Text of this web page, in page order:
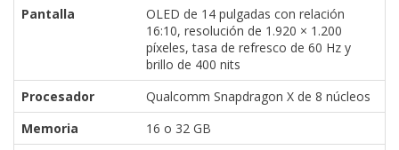
Pantalla
OLED de 14 pulgadas con relación
16:10, resolución de 1.920 × 1.200
píxeles, tasa de refresco de 60 Hz y
brillo de 400 nits
Procesador
Qualcomm Snapdragon X de 8 núcleos
Memoria
16 o 32 GB